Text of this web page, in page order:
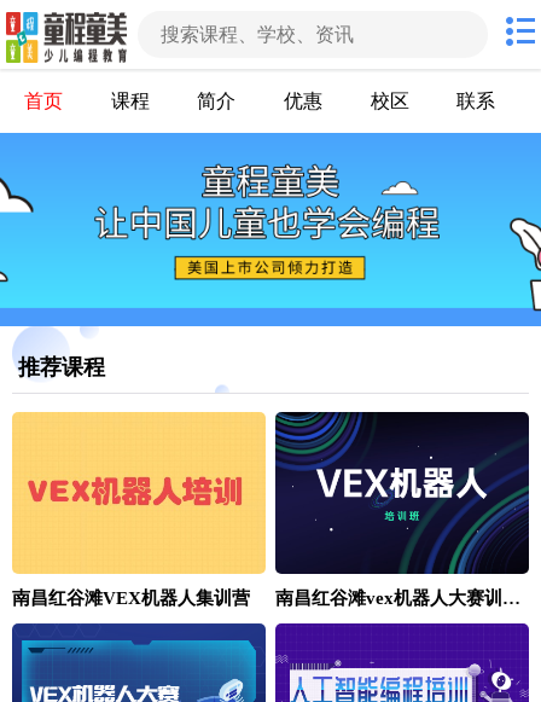
首页 课程 简介 优惠 校区 联系
推荐课程
南昌红谷滩VEX机器人集训营 南昌红谷滩vex机器人大赛训练营哪里有